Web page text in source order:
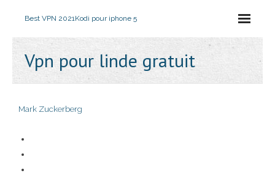
Best VPN 2021Kodi pour iphone 5
Vpn pour linde gratuit
Mark Zuckerberg